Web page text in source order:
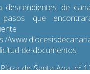
descendientes de
que
de-documentos
de Santa Ana, nº